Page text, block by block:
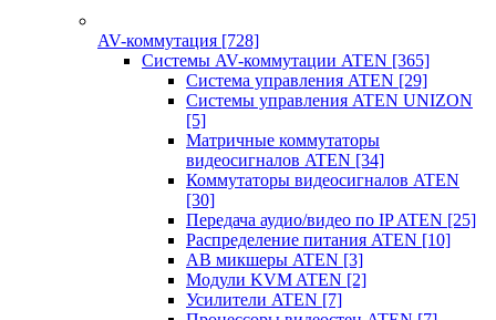
AV-коммутация [728]
Системы AV-коммутации ATEN [365]
Система управления ATEN [29]
Системы управления ATEN UNIZON
[5]
Матричные коммутаторы
видеосигналов ATEN [34]
Коммутаторы видеосигналов ATEN
[30]
Передача аудио/видео по IP ATEN [25]
Распределение питания ATEN [10]
АВ микшеры ATEN [3]
Модули KVM ATEN [2]
Усилители ATEN [7]